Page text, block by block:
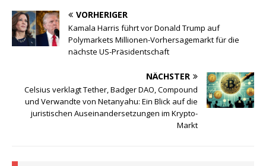
VORHERIGER
Kamala Harris führt vor Donald Trump auf
Polymarkets Millionen-Vorhersagemarkt für die
nächste US-Präsidentschaft
NÄCHSTER
Celsius verklagt Tether, Badger DAO, Compound
und Verwandte von Netanyahu: Ein Blick auf die
juristischen Auseinandersetzungen im Krypto-
Markt